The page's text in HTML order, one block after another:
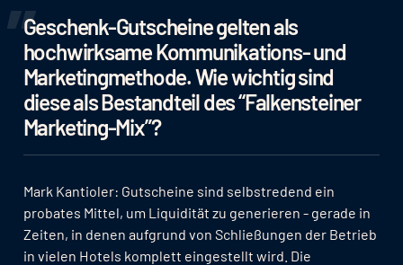
Geschenk-Gutscheine gelten als
hochwirksame Kommunikations- und
Marketingmethode. Wie wichtig sind
diese als Bestandteil des “Falkensteiner
Marketing-Mix”?
Mark Kantioler: Gutscheine sind selbstredend ein
probates Mittel, um Liquidität zu generieren - gerade in
Zeiten, in denen aufgrund von Schließungen der Betrieb
in vielen Hotels komplett eingestellt wird. Die